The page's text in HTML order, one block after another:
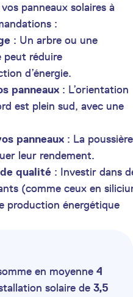
panneaux solaires à
:
: Un arbre ou une
peut réduire
d’énergie.
panneaux : L’orientation
est plein sud, avec une
panneaux : La poussière
leur rendement.
qualité : Investir dans
(comme ceux en
production énergétique
en moyenne 4
solaire de 3,5